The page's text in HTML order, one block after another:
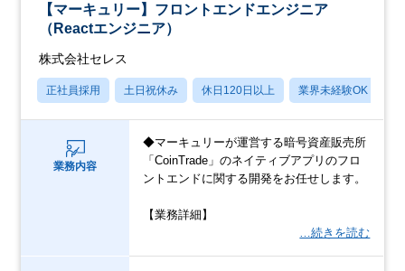
【マーキュリー】フロントエンドエンジニア
（Reactエンジニア）
株式会社セレス
正社員採用 土日祝休み 休日120日以上 業界未経験OK
業務内容
◆マーキュリーが運営する暗号資産販売所
「CoinTrade」のネイティブアプリのフロ
ントエンドに関する開発をお任せします。
【業務詳細】
…続きを読む